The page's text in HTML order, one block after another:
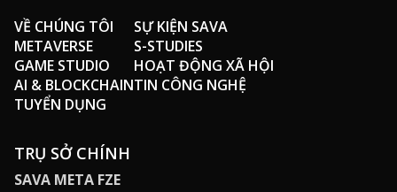
VỀ CHÚNG TÔI
METAVERSE
GAME STUDIO
AI & BLOCKCHAIN
TUYỂN DỤNG
SỰ KIỆN SAVA
S-STUDIES
HOẠT ĐỘNG XÃ HỘI
TIN CÔNG NGHỆ
TRỤ SỞ CHÍNH
SAVA META FZE